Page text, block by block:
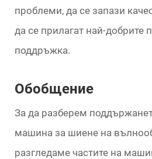
проблеми, да се запази
да се прилагат най-добрите
поддръжка.
Обобщение
За да разберем
машина за шиене на
разгледаме частите на